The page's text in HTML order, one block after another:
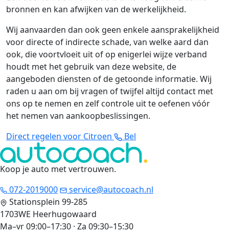
bronnen en kan afwijken van de werkelijkheid.
Wij aanvaarden dan ook geen enkele aansprakelijkheid
voor directe of indirecte schade, van welke aard dan
ook, die voortvloeit uit of op enigerlei wijze verband
houdt met het gebruik van deze website, de
aangeboden diensten of de getoonde informatie. Wij
raden u aan om bij vragen of twijfel altijd contact met
ons op te nemen en zelf controle uit te oefenen vóór
het nemen van aankoopbeslissingen.
Direct regelen voor Citroen
Bel
Koop je auto met vertrouwen.
072-2019000
service@autocoach.nl
Stationsplein 99-285
1703WE Heerhugowaard
Ma–vr 09:00–17:30 · Za 09:30–15:30